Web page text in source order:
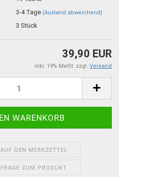
3-4 Tage (Ausland abweichend)
3 Stück
39,90 EUR
inkl. 19% MwSt. zzgl. Versand
AUF DEN MERKZETTEL
FRAGE ZUM PRODUKT